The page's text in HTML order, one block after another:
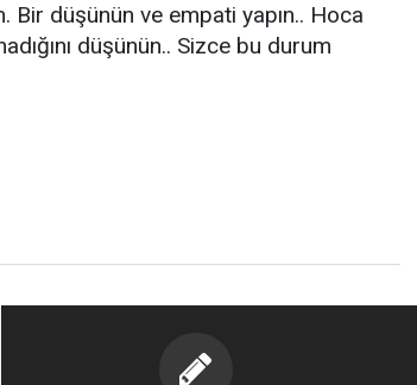
Bir düşünün ve empati yapın.. Hoca
düşünün.. Sizce bu durum